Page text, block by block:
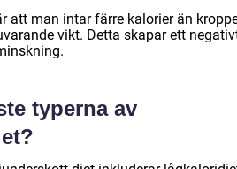
att man intar färre kalorier än
vikt. Detta skapar ett
typerna av